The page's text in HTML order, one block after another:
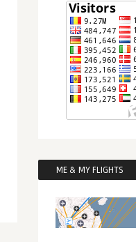
ME & MY FLIGHTS